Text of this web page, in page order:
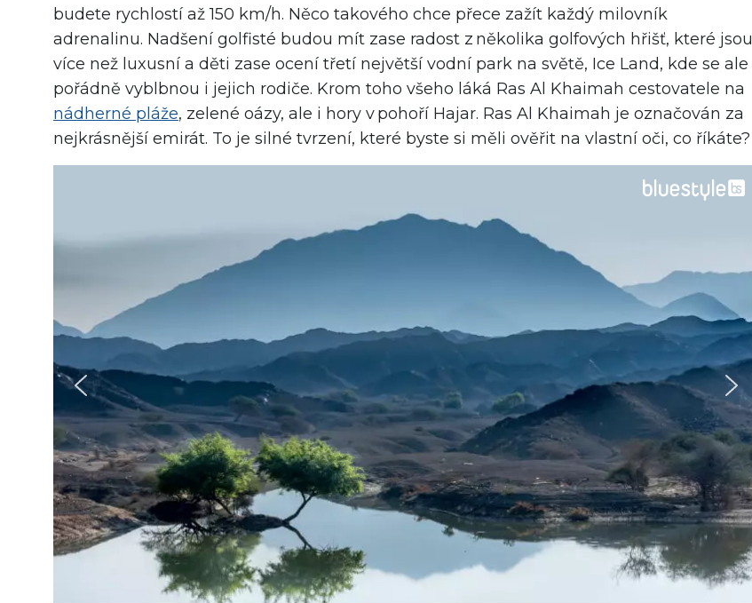
budete rychlostí až 150 km/h. Něco takového chce přece zažít každý milovník
adrenalinu. Nadšení golfisté budou mít zase radost z několika golfových hřišť, které jsou
více než luxusní a děti zase ocení třetí největší vodní park na světě, Ice Land, kde se ale
pořádně vyblbnou i jejich rodiče. Krom toho všeho láká Ras Al Khaimah cestovatele na
nádherné pláže, zelené oázy, ale i hory v pohoří Hajar. Ras Al Khaimah je označován za
nejkrásnější emirát. To je silné tvrzení, které byste si měli ověřit na vlastní oči, co říkáte?